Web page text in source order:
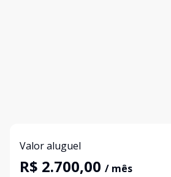
Valor aluguel
R$ 2.700,00 / mês